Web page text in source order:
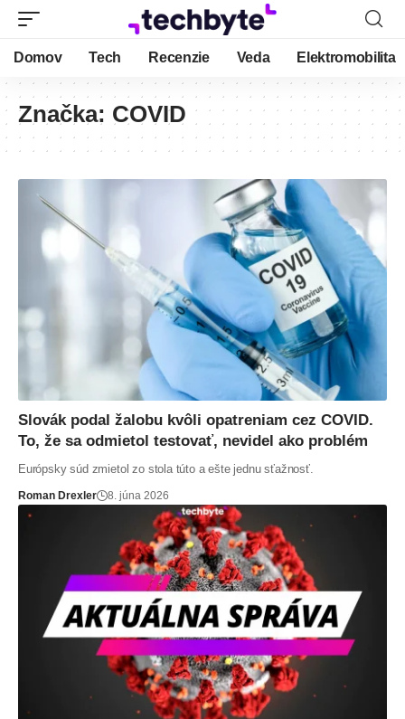
Domov Tech Recenzie Veda Elektromobilita
Značka: COVID
Slovák podal žalobu kvôli opatreniam cez COVID.
To, že sa odmietol testovať, nevidel ako problém
Európsky súd zmietol zo stola túto a ešte jednu sťažnosť.
Roman Drexler 8. júna 2026